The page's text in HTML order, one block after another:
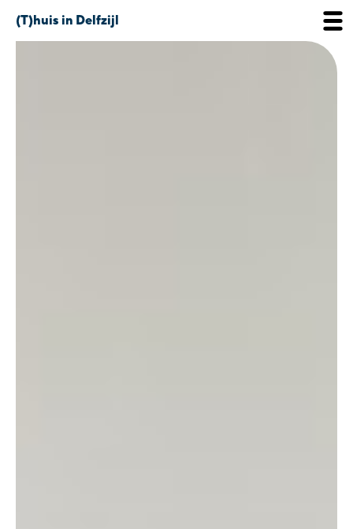
(T)huis in Delfzijl